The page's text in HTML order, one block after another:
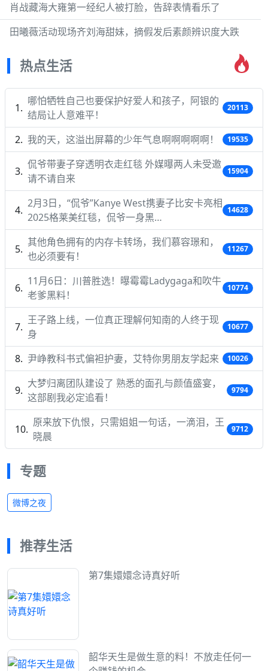
肖战藏海大雍第一经纪人被打脸，告辞表情看乐了
田曦薇活动现场齐刘海甜妹，摘假发后素颜辨识度大跌
热点生活
哪怕牺牲自己也要保护好爱人和孩子，阿银的
结局让人意难平！
20113
我的天，这溢出屏幕的少年气息啊啊啊啊啊！ 19535
侃爷带妻子穿透明衣走红毯 外媒曝两人未受邀
请不请自来
15904
2月3日，“侃爷”Kanye West携妻子比安卡亮相
2025格莱美红毯，侃爷一身黑…
14628
其他角色拥有的内存卡转场，我们慕容璟和，
也必须要有！
11267
11月6日：川普胜选！曝霉霉Ladygaga和吹牛
老爹黑料！
10774
王子路上线，一位真正理解何知南的人终于现
身
10677
尹峥教科书式偏袒护妻，艾特你男朋友学起来 10026
大梦归离团队建设了 熟悉的面孔与颜值盛宴，
这部剧我必定追看！
9794
原来放下仇恨，只需姐姐一句话，一滴泪，王
晓晨
9712
专题
微博之夜
推荐生活
第7集嬛嬛念诗真好听
韶华天生是做生意的料！不放走任何一